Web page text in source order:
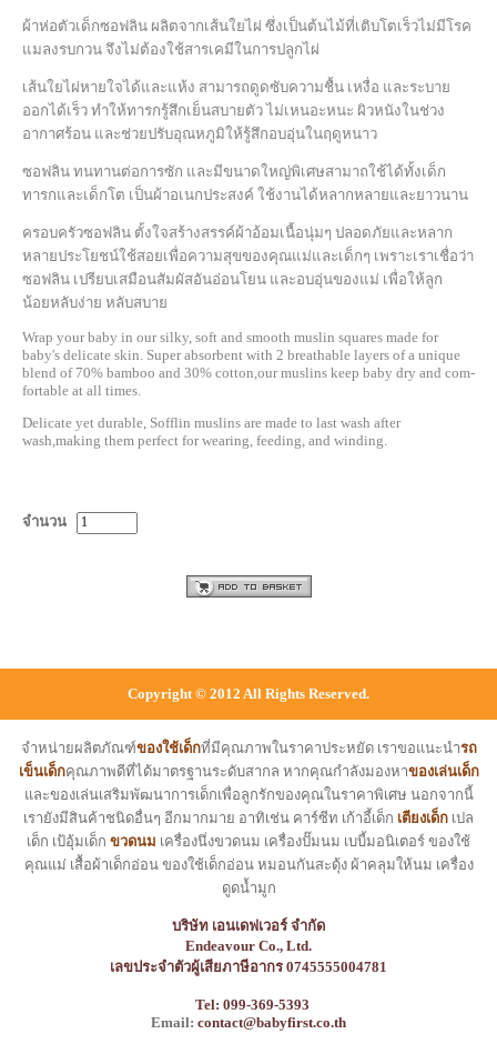
ผ้าห่อตัวเด็กซอฟลิน ผลิตจากเส้นใยไผ่ ซึ่งเป็นต้นไม้ที่เติบโตเร็วไม่มีโรค
แมลงรบกวน จึงไม่ต้องใช้สารเคมีในการปลูกไผ่
เส้นใยไผ่หายใจได้และแห้ง สามารถดูดซับความชื้น เหงื่อ และระบาย
ออกได้เร็ว ทำให้ทารกรู้สึกเย็นสบายตัว ไม่เหนอะหนะ ผิวหนังในช่วง
อากาศร้อน และช่วยปรับอุณหภูมิให้รู้สึกอบอุ่นในฤดูหนาว
ซอฟลิน ทนทานต่อการซัก และมีขนาดใหญ่พิเศษสามาถใช้ได้ทั้งเด็ก
ทารกและเด็กโต เป็นผ้าอเนกประสงค์ ใช้งานได้หลากหลายและยาวนาน
ครอบครัวซอฟลิน ตั้งใจสร้างสรรค์ผ้าอ้อมเนื้อนุ่มๆ ปลอดภัยและหลาก
หลายประโยชน์ใช้สอยเพื่อความสุขของคุณแม่และเด็กๆ เพราะเราเชื่อว่า
ซอฟลิน เปรียบเสมือนสัมผัสอันอ่อนโยน และอบอุ่นของแม่ เพื่อให้ลูก
น้อยหลับง่าย หลับสบาย
Wrap your baby in our silky, soft and smooth muslin squares made for
baby's delicate skin. Super absorbent with 2 breathable layers of a unique
blend of 70% bamboo and 30% cotton,our muslins keep baby dry and com-
fortable at all times.
Delicate yet durable, Sofflin muslins are made to last wash after
wash,making them perfect for wearing, feeding, and winding.
จำนวน
Copyright © 2012 All Rights Reserved.
จำหน่ายผลิตภัณฑ์ของใช้เด็กที่มีคุณภาพในราคาประหยัด เราขอแนะนำรถ
เข็นเด็กคุณภาพดีที่ได้มาตรฐานระดับสากล หากคุณกำลังมองหาของเล่นเด็ก
และของเล่นเสริมพัฒนาการเด็กเพื่อลูกรักของคุณในราคาพิเศษ นอกจากนี้
เรายังมีสินค้าชนิดอื่นๆ อีกมากมาย อาทิเช่น คาร์ซีท เก้าอี้เด็ก เตียงเด็ก เปล
เด็ก เป้อุ้มเด็ก ขวดนม เครื่องนึ่งขวดนม เครื่องปั๊มนม เบบี้มอนิเตอร์ ของใช้
คุณแม่ เสื้อผ้าเด็กอ่อน ของใช้เด็กอ่อน หมอนกันสะดุ้ง ผ้าคลุมให้นม เครื่อง
ดูดน้ำมูก
บริษัท เอนเดฟเวอร์ จำกัด
Endeavour Co., Ltd.
เลขประจำตัวผู้เสียภาษีอากร 0745555004781
Tel: 099-369-5393
Email: contact@babyfirst.co.th